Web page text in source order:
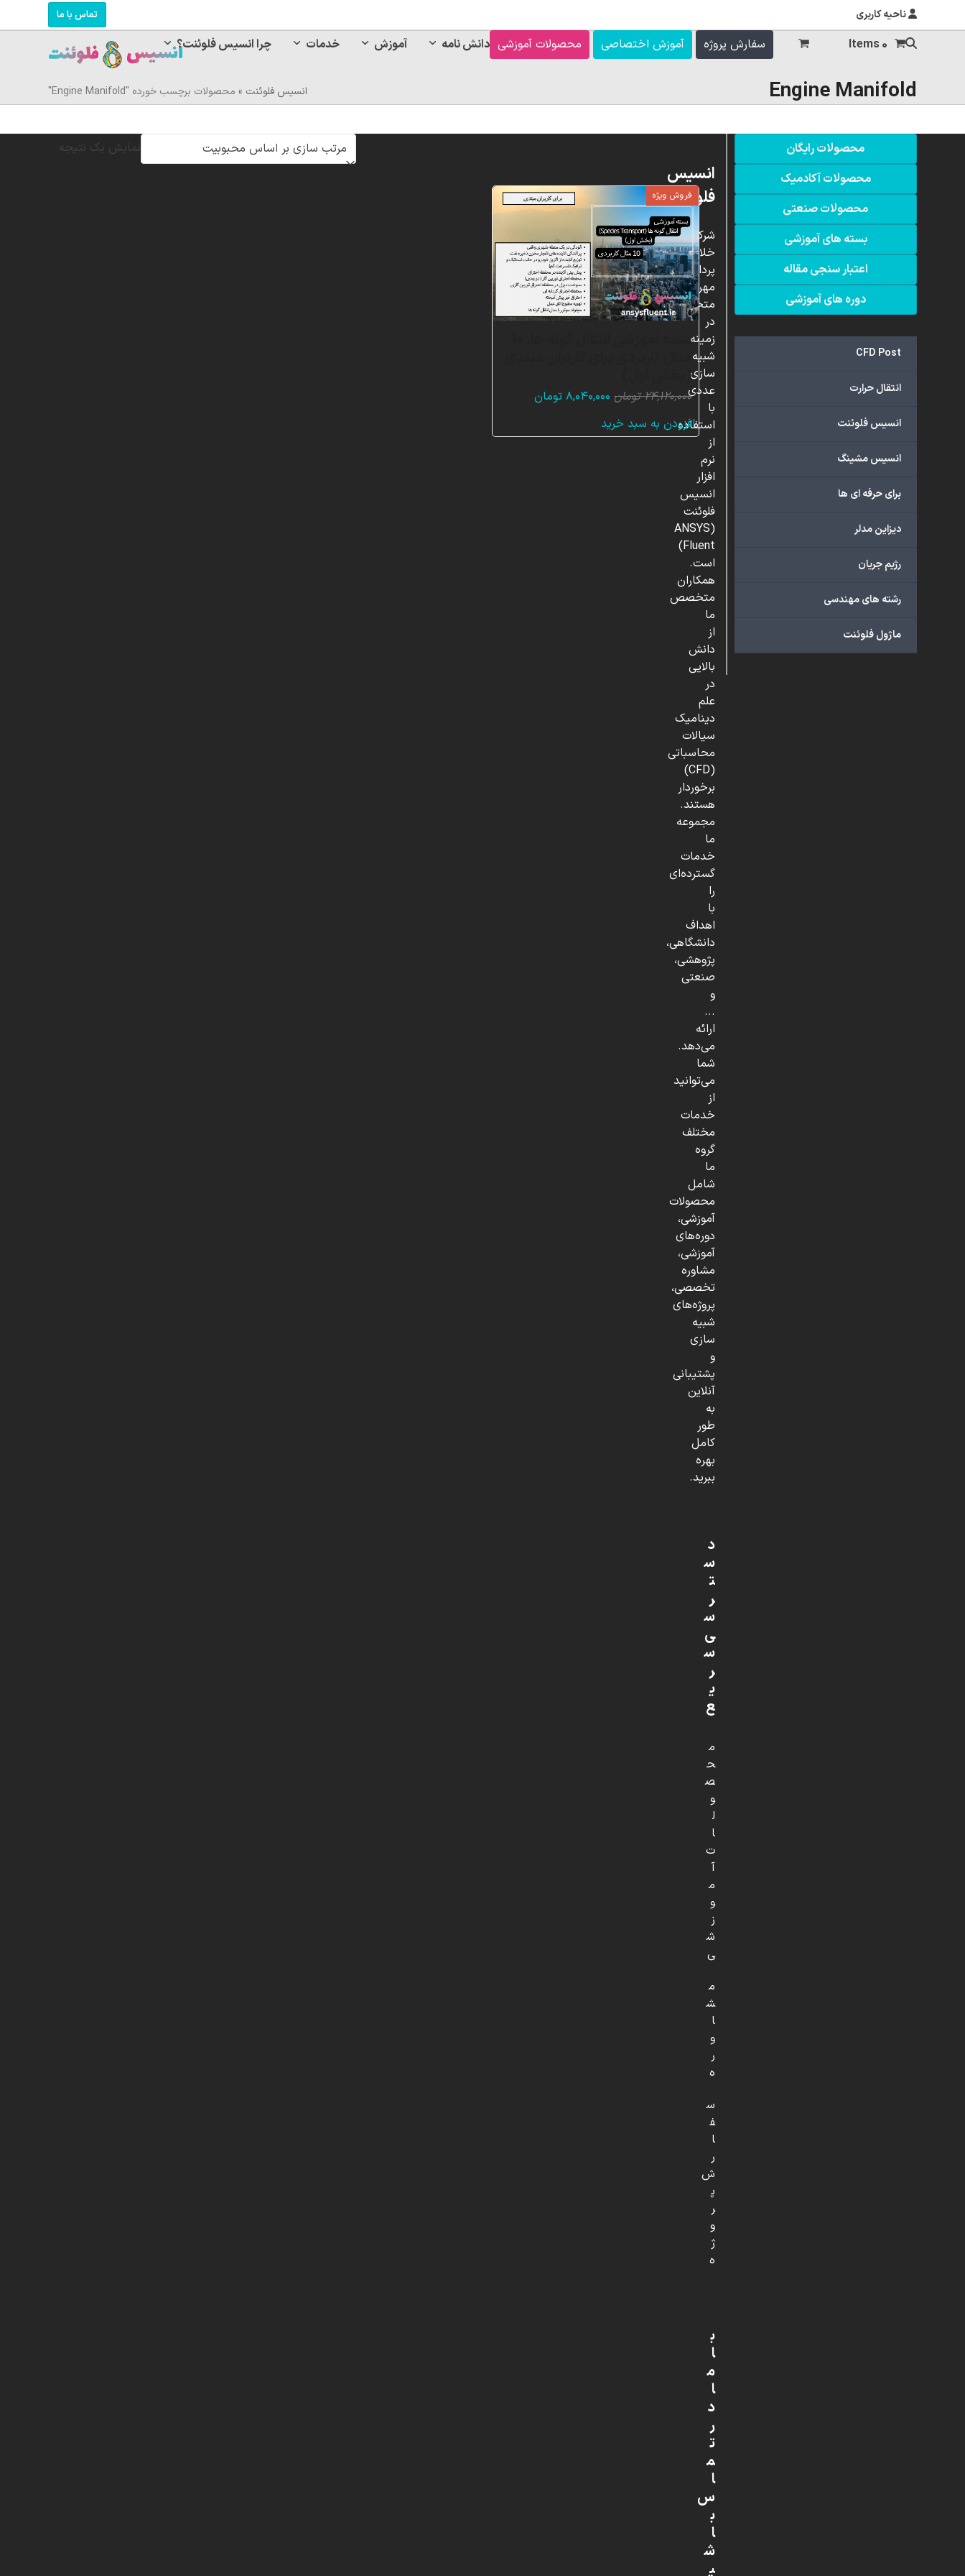
ناحیه کاربری تماس با ما
چرا انسیس فلوئنت؟ خدمات آموزش دانش نامه محصولات آموزشی آموزش اختصاصی سفارش پروژه 0 Items
Engine Manifold انسیس فلوئنت » محصولات برچسب خورده "Engine Manifold"
نمایش یک نتیجه
فروش ویژه
(بخش اول)
۲۴,۱۲۰,۰۰۰ تومان قیمت
۸,۰۴۰,۰۰۰ تومانقیمت
افزودن به سبد خرید
محصولات رایگان
محصولات آکادمیک
محصولات صنعتی
بسته های آموزشی
اعتبار سنجی مقاله
دوره های آموزشی
CFD Post
انتقال حرارت
انسیس فلوئنت
انسیس مشینگ
برای حرفه ای ها
دیزاین مدلر
رژیم جریان
رشته های مهندسی
ماژول فلوئنت
انسیس
فلوئنت
شرکت
خلاق
پردازشگران
مهر،
متخصص
در
زمینه
شبیه
سازی
عددی
با
استفاده
از
نرم
افزار
انسیس
فلوئنت
(ANSYS
Fluent)
است.
همکاران
متخصص
ما
از
دانش
بالایی
در
علم
دینامیک
سیالات
محاسباتی
(CFD)
برخوردار
هستند.
مجموعه
ما
خدمات
گسترده‌ای
را
با
اهداف
دانشگاهی،
پژوهشی،
صنعتی
و
...
ارائه
می‌دهد.
شما
می‌توانید
از
خدمات
مختلف
گروه
ما
شامل
محصولات
آموزشی،
دوره‌های
آموزشی،
مشاوره
تخصصی،
پروژه‌های
شبیه
سازی
و
پشتیبانی
آنلاین
به
طور
کامل
بهره
ببرید.
د
س
ت
ر
س
ی
س
ر
ی
ع
م
ح
ص
و
ل
ا
ت
آ
م
و
ز
ش
ی
م
ش
ا
و
ر
ه
س
ف
ا
ر
ش
پ
ر
و
ژ
ه
ب
ا
م
ا
د
ر
ت
م
ا
س
ب
ا
ش
ی